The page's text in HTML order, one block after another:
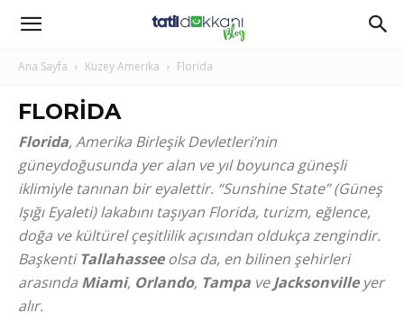
Ana Sayfa Kuzey Amerika Florida
FLORIDA
Florida, Amerika Birleşik Devletleri’nin
güneydoğusunda yer alan ve yıl boyunca güneşli
iklimiyle tanınan bir eyalettir. “Sunshine State” (Güneş
Işığı Eyaleti) lakabını taşıyan Florida, turizm, eğlence,
doğa ve kültürel çeşitlilik açısından oldukça zengindir.
Başkenti Tallahasseeolsa da, en bilinen şehirleri
arasında Miami, Orlando, Tampa veJacksonvilleyer
alır.